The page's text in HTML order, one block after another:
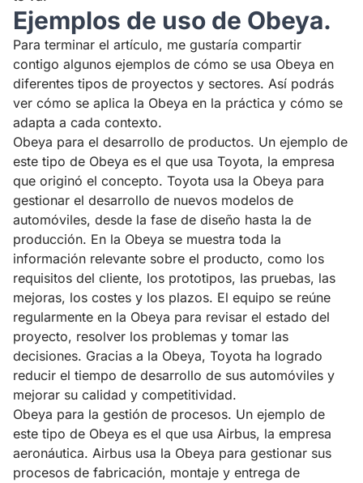
Ejemplos de uso de Obeya.
Para terminar el artículo, me gustaría compartir
contigo algunos ejemplos de cómo se usa Obeya en
diferentes tipos de proyectos y sectores. Así podrás
ver cómo se aplica la Obeya en la práctica y cómo se
adapta a cada contexto.
Obeya para el desarrollo de productos. Un ejemplo de
este tipo de Obeya es el que usa Toyota, la empresa
que originó el concepto. Toyota usa la Obeya para
gestionar el desarrollo de nuevos modelos de
automóviles, desde la fase de diseño hasta la de
producción. En la Obeya se muestra toda la
información relevante sobre el producto, como los
requisitos del cliente, los prototipos, las pruebas, las
mejoras, los costes y los plazos. El equipo se reúne
regularmente en la Obeya para revisar el estado del
proyecto, resolver los problemas y tomar las
decisiones. Gracias a la Obeya, Toyota ha logrado
reducir el tiempo de desarrollo de sus automóviles y
mejorar su calidad y competitividad.
Obeya para la gestión de procesos. Un ejemplo de
este tipo de Obeya es el que usa Airbus, la empresa
aeronáutica. Airbus usa la Obeya para gestionar sus
procesos de fabricación, montaje y entrega de